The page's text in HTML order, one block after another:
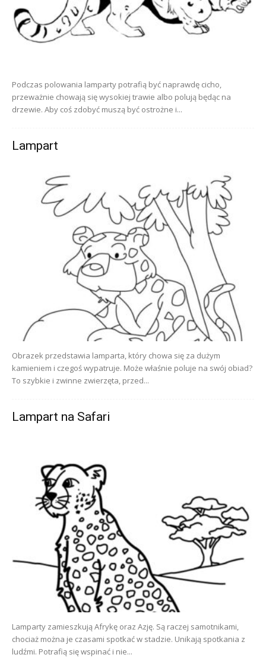
Podczas polowania lamparty potrafią być naprawdę cicho,
przeważnie chowają się wysokiej trawie albo polują będąc na
drzewie. Aby coś zdobyć muszą być ostrożne i...
Lampart
Obrazek przedstawia lamparta, który chowa się za dużym
kamieniem i czegoś wypatruje. Może właśnie poluje na swój obiad?
To szybkie i zwinne zwierzęta, przed...
Lampart na Safari
Lamparty zamieszkują Afrykę oraz Azję. Są raczej samotnikami,
chociaż można je czasami spotkać w stadzie. Unikają spotkania z
ludźmi. Potrafią się wspinać i nie...